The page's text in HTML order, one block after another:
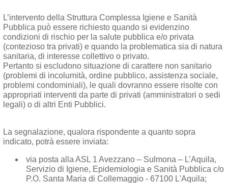
L’intervento della Struttura Complessa Igiene e Sanità
Pubblica può essere richiesto quando si evidenzino
condizioni di rischio per la salute pubblica e/o privata
(contezioso tra privati) e quando la problematica sia di natura
sanitaria, di interesse collettivo o privato.
Pertanto si escludono situazione di carattere non sanitario
(problemi di incolumità, ordine pubblico, assistenza sociale,
problemi condominiali), le quali dovranno essere risolte con
appropriati interventi da parte di privati (amministratori o sedi
legali) o di altri Enti Pubblici.
La segnalazione, qualora rispondente a quanto sopra
indicato, potrà essere inviata:
via posta alla ASL 1 Avezzano – Sulmona – L’Aquila,
Servizio di Igiene, Epidemiologia e Sanità Pubblica c/o
P.O. Santa Maria di Collemaggio - 67100 L'Aquila;